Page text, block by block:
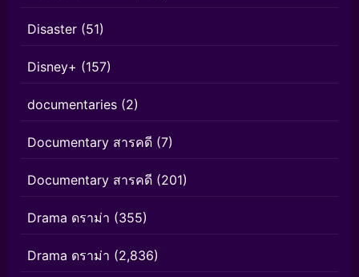
Disaster (51)
Disney+ (157)
documentaries (2)
Documentary สารคดี (7)
Documentary สารคดี (201)
Drama ดราม่า (355)
Drama ดราม่า (2,836)